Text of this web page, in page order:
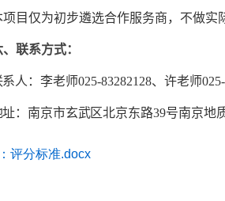
项目仅为初步遴选合作服务商，不做实
联系方式：
系人：李老师025-83282128、许老师
址：南京市玄武区北京东路39号南京地
评分标准.docx